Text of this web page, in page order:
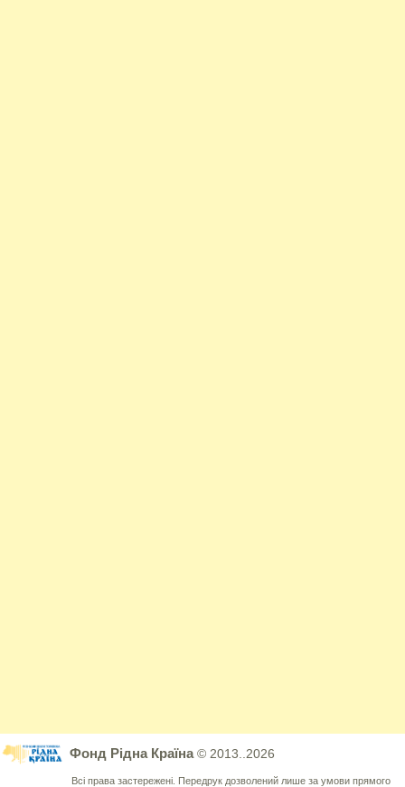
Фонд Рідна Країна© 2013..2026
Всі права застережені. Передрук дозволений лише за умови прямого